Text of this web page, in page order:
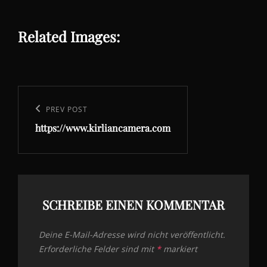
Related Images:
Previous
Post
PREV POST
https://www.kirliancamera.com
SCHREIBE EINEN KOMMENTAR
Deine E-Mail-Adresse wird nicht veröffentlicht.
Erforderliche Felder sind mit *markiert